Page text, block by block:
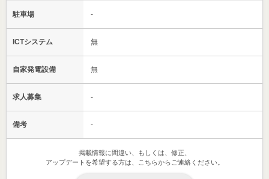
駐車場 -
ICTシステム 無
自家発電設備 無
求人募集 -
備考 -
掲載情報に間違い、もしくは、修正、
アップデートを希望する方は、こちらからご連絡ください。